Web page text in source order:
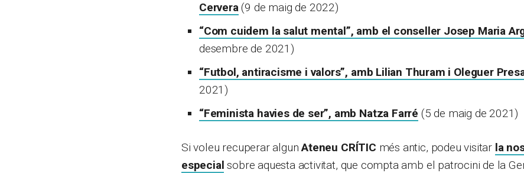
Cervera(9 de maig de 2022)
“Com cuidem la salut mental”, amb el conseller Josep Maria
desembre de 2021)
“Futbol, antiracisme i valors”, amb Lilian Thuram i Oleguer
2021)
“Feminista havies de ser”, amb Natza Farré (5 de maig de 2021)
Si voleu recuperar algunAteneu CRÍTIC més antic, podeu visitar la
especial sobre aquesta activitat, que compta amb el patrocini de la